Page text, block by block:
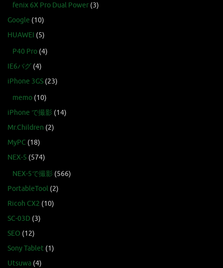
fenix 6X Pro Dual Power (3)
Google (10)
HUAWEI (5)
P40 Pro (4)
IE6バグ (4)
iPhone 3GS (23)
memo (10)
iPhone で撮影 (14)
Mr.Children (2)
MyPC (18)
NEX-5 (574)
NEX-5で撮影 (566)
PortableTool (2)
Ricoh CX2 (10)
SC-03D (3)
SEO (12)
Sony Tablet (1)
Utsuwa (4)